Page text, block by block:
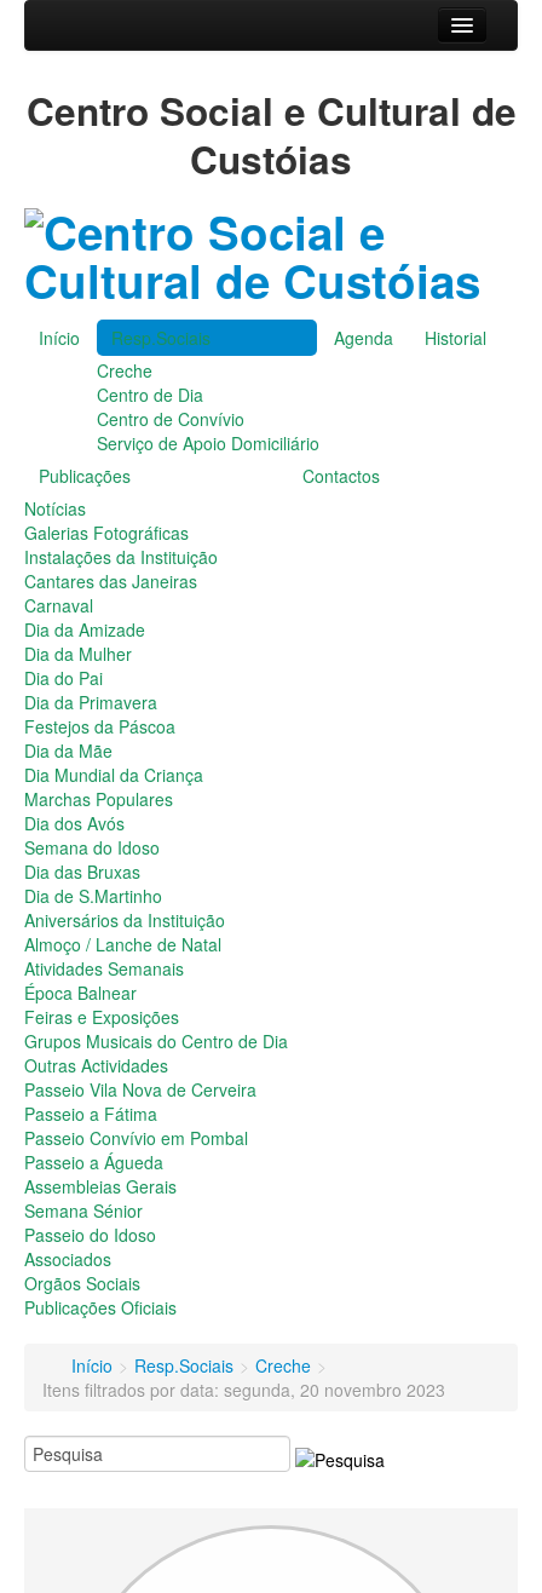
Resp.Sociais
Serviço de Apoio Domiciliário
Agenda
Historial
Publicações
Notícias
Galerias Fotográficas
Instalações da Instituição
Cantares das Janeiras
Dia da Amizade
Dia da Mulher
Dia do Pai
Dia da Primavera
Festejos da Páscoa
Dia da Mãe
Dia Mundial da Criança
Marchas Populares
Dia dos Avós
Semana do Idoso
Dia das Bruxas
Dia de S.Martinho
Aniversários da Instituição
Almoço / Lanche de Natal
Atividades Semanais
Época Balnear
Feiras e Exposições
Grupos Musicais do Centro de Dia
Outras Actividades
Passeio Vila Nova de Cerveira
Passeio a Fátima
Passeio Convívio em Pombal
Passeio a Águeda
Assembleias Gerais
Semana Sénior
Passeio do Idoso
Associados
Orgãos Sociais
Publicações Oficiais
Contactos
Centro Social e Cultural de
Custóias
Início
Resp.Sociais
Creche
Centro de Dia
Centro de Convívio
Serviço de Apoio Domiciliário
Agenda Historial
Publicações
Notícias
Galerias Fotográficas
Instalações da Instituição
Cantares das Janeiras
Carnaval
Dia da Amizade
Dia da Mulher
Dia do Pai
Dia da Primavera
Festejos da Páscoa
Dia da Mãe
Dia Mundial da Criança
Marchas Populares
Dia dos Avós
Semana do Idoso
Dia das Bruxas
Dia de S.Martinho
Aniversários da Instituição
Almoço / Lanche de Natal
Atividades Semanais
Época Balnear
Feiras e Exposições
Grupos Musicais do Centro de Dia
Outras Actividades
Passeio Vila Nova de Cerveira
Passeio a Fátima
Passeio Convívio em Pombal
Passeio a Águeda
Assembleias Gerais
Semana Sénior
Passeio do Idoso
Associados
Orgãos Sociais
Publicações Oficiais
Contactos
Início > Resp.Sociais > Creche >
Itens filtrados por data: segunda, 20 novembro 2023